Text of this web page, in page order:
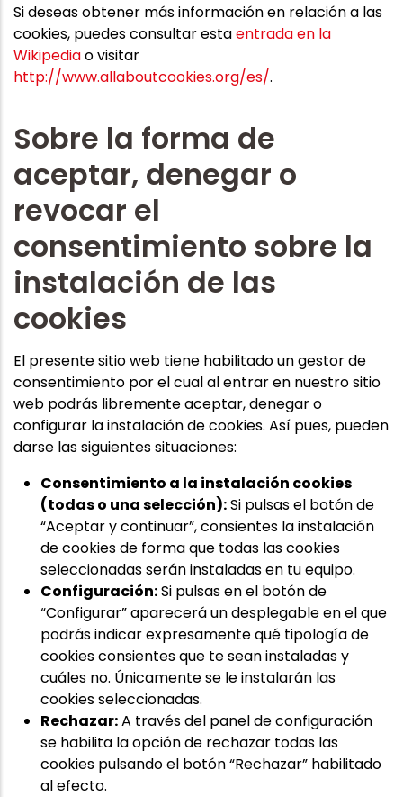
Si deseas obtener más información en relación a las
cookies, puedes consultar estaentrada en la
Wikipediao visitar
http://www.allaboutcookies.org/es/.
Sobre la forma de
aceptar, denegar o
revocar el
consentimiento sobre la
instalación de las
cookies
El presente sitio web tiene habilitado un gestor de
consentimiento por el cual al entrar en nuestro sitio
web podrás libremente aceptar, denegar o
configurar la instalación de cookies. Así pues, pueden
darse las siguientes situaciones:
Consentimiento a la instalación cookies
(todas o una selección):Si pulsas el botón de
“Aceptar y continuar”, consientes la instalación
de cookies de forma que todas las cookies
seleccionadas serán instaladas en tu equipo.
Configuración:Si pulsas en el botón de
“Configurar” aparecerá un desplegable en el que
podrás indicar expresamente qué tipología de
cookies consientes que te sean instaladas y
cuáles no. Únicamente se le instalarán las
cookies seleccionadas.
Rechazar:A través del panel de configuración
se habilita la opción de rechazar todas las
cookies pulsando el botón “Rechazar” habilitado
al efecto.